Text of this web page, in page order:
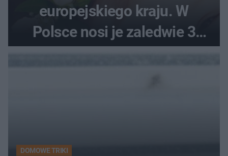
europejskiego kraju. W
Polsce nosi je zaledwie 3
DOMOWE TRIKI